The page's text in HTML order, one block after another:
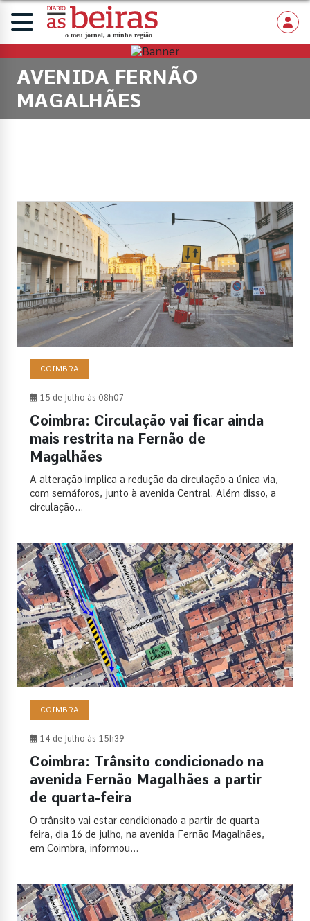
AVENIDA FERNÃO
MAGALHÃES
COIMBRA
15 de Julho às 08h07
Coimbra: Circulação vai ficar ainda
mais restrita na Fernão de
Magalhães
A alteração implica a redução da circulação a única via,
com semáforos, junto à avenida Central. Além disso, a
circulação...
COIMBRA
14 de Julho às 15h39
Coimbra: Trânsito condicionado na
avenida Fernão Magalhães a partir
de quarta-feira
O trânsito vai estar condicionado a partir de quarta-
feira, dia 16 de julho, na avenida Fernão Magalhães,
em Coimbra, informou...